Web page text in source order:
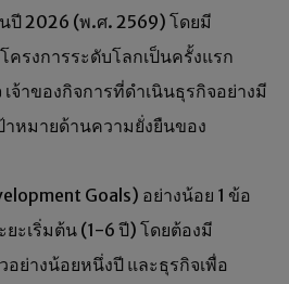
ปี 2026 (พ.ศ. 2569) โดยมี
ครงการระดับโลกเป็นครั้งแรก
จ้าของกิจการที่ดำเนินธุรกิจอย่างมี
าหมายด้านความยั่งยืนของ
Goals) อย่างน้อย 1 ข้อ
ะเริ่มต้น (1-6 ปี) โดยต้องมี
อย่างน้อยหนึ่งปี และธุรกิจเพื่อ